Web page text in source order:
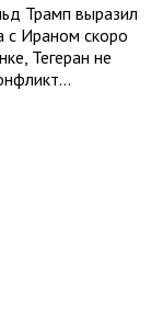
Трамп выразил
с Ираном скоро
Тегеран не